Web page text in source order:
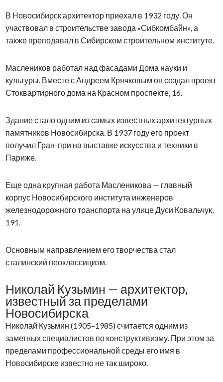
В Новосибирск архитектор приехал в 1932 году. Он
участвовал в строительстве завода «Сибкомбайн», а
также преподавал в Сибирском строительном институте.
Маслеников работал над фасадами Дома науки и
культуры. Вместе с Андреем Крячковым он создал проект
Стоквартирного дома на Красном проспекте, 16.
Здание стало одним из самых известных архитектурных
памятников Новосибирска. В 1937 году его проект
получил Гран-при на выставке искусства и техники в
Париже.
Еще одна крупная работа Масленикова — главный
корпус Новосибирского института инженеров
железнодорожного транспорта на улице Дуси Ковальчук,
191.
Основным направлением его творчества стал
сталинский неоклассицизм.
Николай Кузьмин — архитектор,
известный за пределами
Новосибирска
Николай Кузьмин (1905–1985) считается одним из
заметных специалистов по конструктивизму. При этом за
пределами профессиональной среды его имя в
Новосибирске известно не так широко.